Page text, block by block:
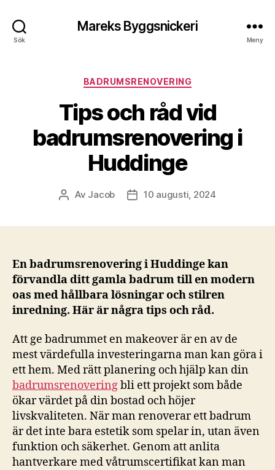
Sök
Mareks Byggsnickeri
Meny
Kategorier
BADRUMSRENOVERING
Tips och råd vid
badrumsrenovering i
Huddinge
Inläggsförfattare
Av Jacob Inläggsdatum
10 augusti, 2024
En badrumsrenovering i Huddinge kan
förvandla ditt gamla badrum till en modern
oas med hållbara lösningar och stilren
inredning. Här är några tips och råd.
Att ge badrummet en makeover är en av de
mest värdefulla investeringarna man kan göra i
ett hem. Med rätt planering och hjälp kan din
badrumsrenoveringbli ett projekt som både
ökar värdet på din bostad och höjer
livskvaliteten. När man renoverar ett badrum
är det inte bara estetik som spelar in, utan även
funktion och säkerhet. Genom att anlita
hantverkare med våtrumscertifikat kan man